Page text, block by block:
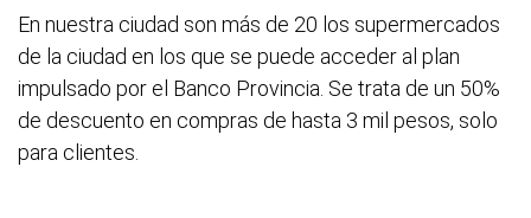
En nuestra ciudad son más de 20 los supermercados
de la ciudad en los que se puede acceder al plan
impulsado por el Banco Provincia. Se trata de un 50%
de descuento en compras de hasta 3 mil pesos, solo
para clientes.